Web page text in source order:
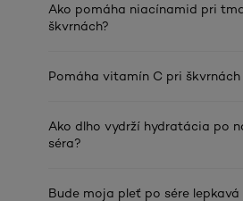
Ako pomáha niacínamid pri
škvrnách?
Pomáha vitamín C pri škvrnách
Ako dlho vydrží hydratácia po
séra?
Bude moja pleť po sére lepkavá